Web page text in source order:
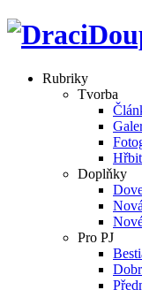
Rubriky
Tvorba
Doplňky
Pro PJ